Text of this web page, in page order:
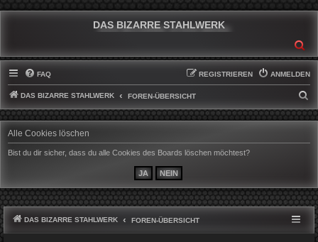
DAS BIZARRE STAHLWERK
FAQ ANMELDEN
REGISTRIEREN
DAS BIZARRE STAHLWERK FOREN-ÜBERSICHT
U
Alle Cookies löschen
Bist du dir sicher, dass du alle Cookies des Boards löschen möchtest?
DAS BIZARRE STAHLWERK FOREN-ÜBERSICHT